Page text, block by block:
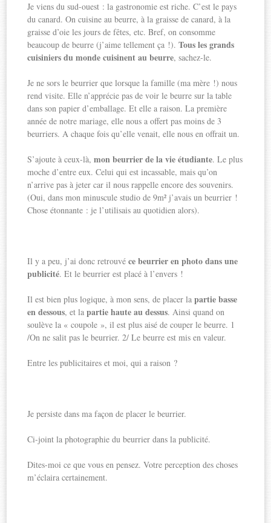
Je viens du sud-ouest : la gastronomie est riche. C’est le pays
du canard. On cuisine au beurre, à la graisse de canard, à la
graisse d’oie les jours de fêtes, etc. Bref, on consomme
beaucoup de beurre (j’aime tellement ça !).Tous les grands
cuisiniers du monde cuisinent au beurre, sachez-le.
Je ne sors le beurrier que lorsque la famille (ma mère !) nous
rend visite. Elle n’apprécie pas de voir le beurre sur la table
dans son papier d’emballage. Et elle a raison. La première
année de notre mariage, elle nous a offert pas moins de 3
beurriers. A chaque fois qu’elle venait, elle nous en offrait un.
S’ajoute à ceux-là,mon beurrier de la vie étudiante. Le plus
moche d’entre eux. Celui qui est incassable, mais qu’on
n’arrive pas à jeter car il nous rappelle encore des souvenirs.
(Oui, dans mon minuscule studio de 9m² j’avais un beurrier !
Chose étonnante : je l’utilisais au quotidien alors).
Il y a peu, j’ai donc retrouvéce beurrier en photo dans une
publicité. Et le beurrier est placé à l’envers !
Il est bien plus logique, à mon sens, de placer lapartie basse
en dessous, et lapartie haute au dessus. Ainsi quand on
soulève la « coupole », il est plus aisé de couper le beurre. 1
/On ne salit pas le beurrier. 2/ Le beurre est mis en valeur.
Entre les publicitaires et moi, qui a raison ?
Je persiste dans ma façon de placer le beurrier.
Ci-joint la photographie du beurrier dans la publicité.
Dites-moi ce que vous en pensez. Votre perception des choses
m’éclaira certainement.